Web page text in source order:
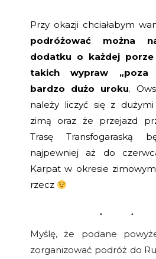
Przy okazji chciałabym
podróżować można
dodatku o każdej
takich wypraw „poza
bardzo dużo uroku.
należy liczyć się z
zimą oraz że przejazd
Trasę Transfogaraską
najpewniej aż do
Karpat w okresie
rzecz
Myślę, że podane
zorganizować podróż do